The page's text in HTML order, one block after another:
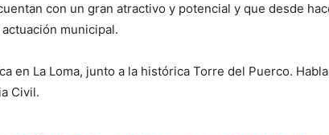
con un gran atractivo y potencial y que desde
municipal.
en La Loma, junto a la histórica Torre del Puerco.
Civil.